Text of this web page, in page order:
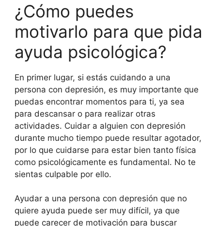
¿Cómo puedes
motivarlo para que pida
ayuda psicológica?
En primer lugar, si estás cuidando a una
persona con depresión, es muy importante que
puedas encontrar momentos para ti, ya sea
para descansar o para realizar otras
actividades. Cuidar a alguien con depresión
durante mucho tiempo puede resultar agotador,
por lo que cuidarse para estar bien tanto física
como psicológicamente es fundamental. No te
sientas culpable por ello.
Ayudar a una persona con depresión que no
quiere ayuda puede ser muy difícil, ya que
puede carecer de motivación para buscar